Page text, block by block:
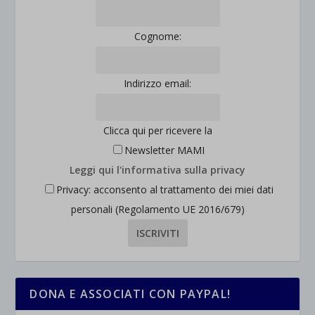
Cognome:
Indirizzo email:
Clicca qui per ricevere la
Newsletter MAMI
Leggi qui l'informativa sulla privacy
Privacy: acconsento al trattamento dei miei dati
personali (Regolamento UE 2016/679)
DONA E ASSOCIATI CON PAYPAL!